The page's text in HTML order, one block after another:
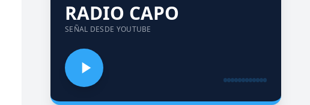
RADIO CAPO
SEÑAL DESDE YOUTUBE